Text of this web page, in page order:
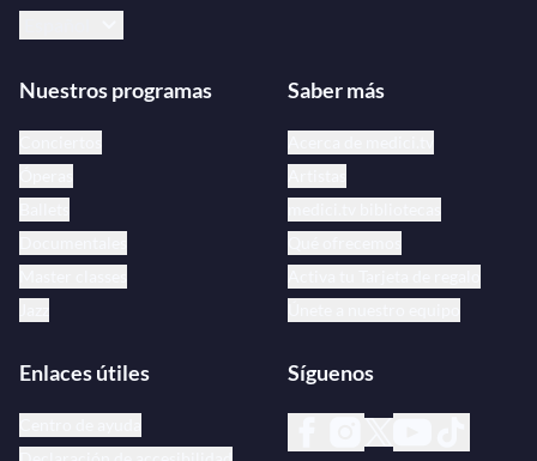
Nuestros programas Saber más
Enlaces útiles Síguenos